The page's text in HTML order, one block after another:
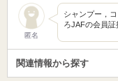
匿名
シャンプー，
ろJAFの会員
関連情報から探す